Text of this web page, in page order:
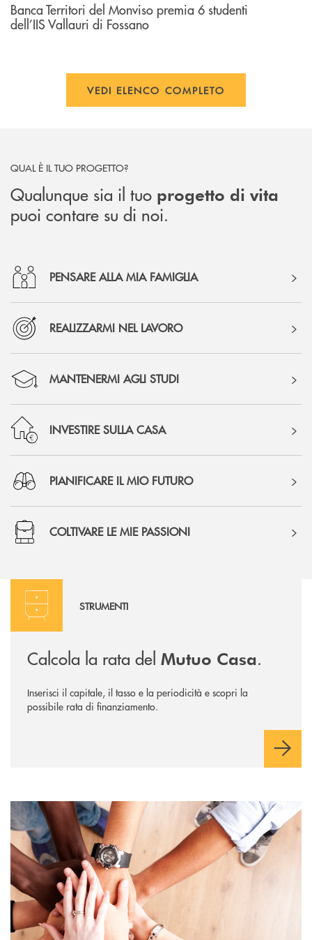
Banca Territori del Monviso premia 6 studenti
dell’IIS Vallauri di Fossano
VEDI ELENCO COMPLETO
QUAL È IL TUO PROGETTO?
Qualunque sia il tuo progetto di vita
puoi contare su di noi.
PENSARE ALLA MIA FAMIGLIA
REALIZZARMI NEL LAVORO
MANTENERMI AGLI STUDI
INVESTIRE SULLA CASA
PIANIFICARE IL MIO FUTURO
COLTIVARE LE MIE PASSIONI
STRUMENTI
Calcola la rata del Mutuo Casa.
Inserisci il capitale, il tasso e la periodicità e scopri la
possibile rata di finanziamento.
Diventa socio